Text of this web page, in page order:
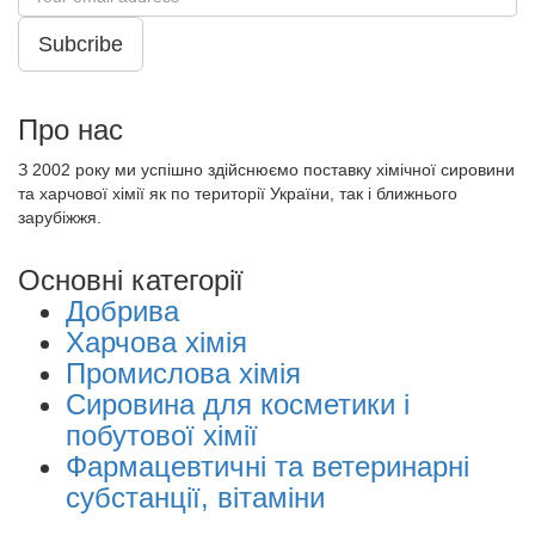
Subcribe
Про нас
З 2002 року ми успішно здійснюємо поставку хімічної сировини
та харчової хімії як по території України, так і ближнього
зарубіжжя.
Основні категорії
Добрива
Харчова хімія
Промислова хімія
Сировина для косметики і
побутової хімії
Фармацевтичні та ветеринарні
субстанції, вітаміни